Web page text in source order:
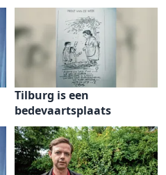
Tilburg is een
bedevaartsplaats